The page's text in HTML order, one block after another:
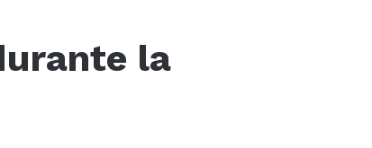
la